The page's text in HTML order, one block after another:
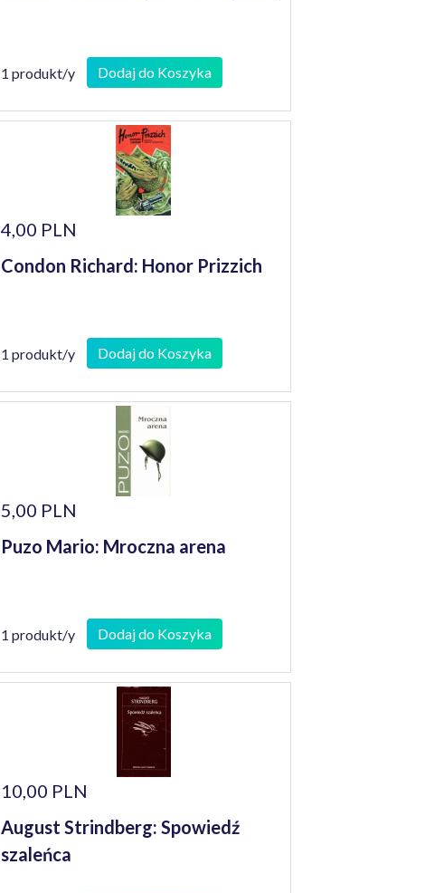
1 produkt/y Dodaj do Koszyka
4,00 PLN
Condon Richard: Honor Prizzich
1 produkt/y Dodaj do Koszyka
5,00 PLN
Puzo Mario: Mroczna arena
1 produkt/y Dodaj do Koszyka
10,00 PLN
August Strindberg: Spowiedź
szaleńca